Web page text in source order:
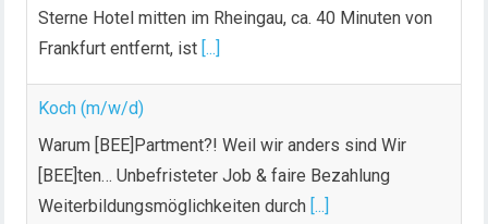
Sterne Hotel mitten im Rheingau, ca. 40 Minuten von
Frankfurt entfernt, ist [...]
Koch (m/w/d)
Warum [BEE]Partment?! Weil wir anders sind Wir
[BEE]ten… Unbefristeter Job & faire Bezahlung
Weiterbildungsmöglichkeiten durch [...]